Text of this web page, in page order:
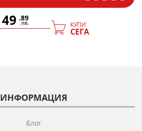
49 .89
лв. КУПИ
СЕГА
ИНФОРМАЦИЯ
Блог